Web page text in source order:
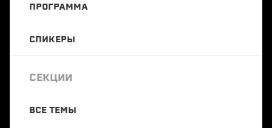
ПРОГРАММА
СПИКЕРЫ
СЕКЦИИ
ВСЕ ТЕМЫ